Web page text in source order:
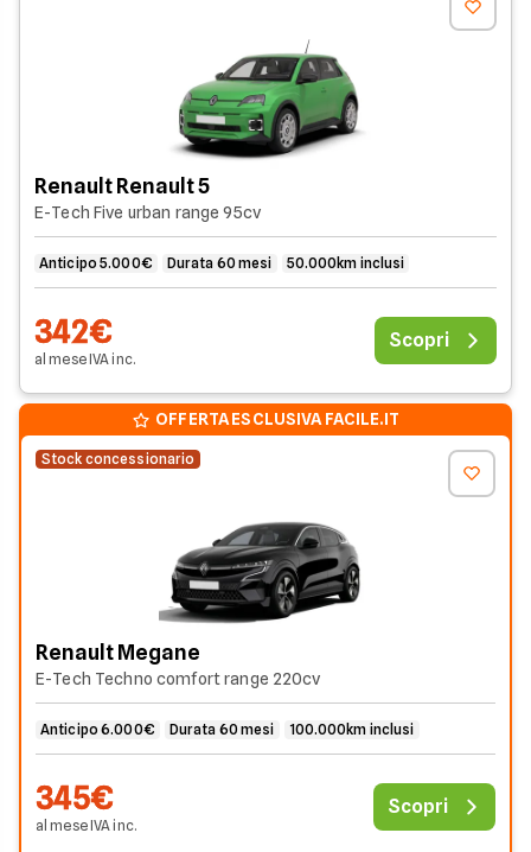
Renault Renault 5
E-Tech Five urban range 95cv
Anticipo 5.000€ Durata 60 mesi 50.000km inclusi
342€
al meseIVAinc.
Scopri
OFFERTA ESCLUSIVA FACILE.IT
Stock concessionario
Renault Megane
E-Tech Techno comfort range 220cv
Anticipo 6.000€ Durata 60 mesi 100.000km inclusi
345€
al meseIVAinc.
Scopri